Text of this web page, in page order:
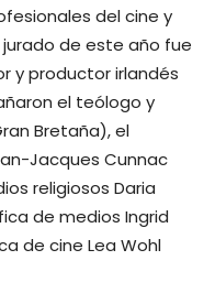
del cine y
de este año fue
y productor irlandés
el teólogo y
Bretaña), el
Jacques Cunnac
religiosos Daria
de medios Ingrid
de cine Lea Wohl